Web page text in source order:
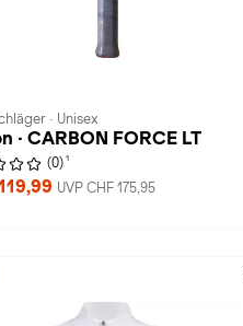
· Unisex
· CARBON FORCE LT
(0) 1
UVP CHF 175,95